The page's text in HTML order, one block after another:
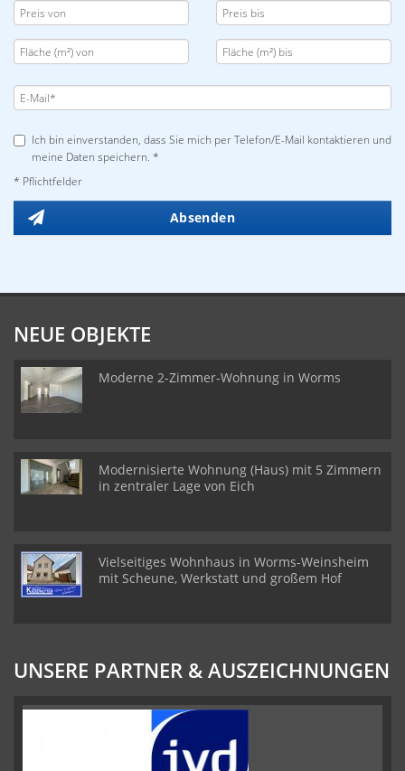
Ich bin einverstanden, dass Sie mich per Telefon/E-Mail kontaktieren und
meine Daten speichern. *
* Pflichtfelder
Absenden
NEUE OBJEKTE
Moderne 2-Zimmer-Wohnung in Worms
Modernisierte Wohnung (Haus) mit 5 Zimmern
in zentraler Lage von Eich
Vielseitiges Wohnhaus in Worms-Weinsheim
mit Scheune, Werkstatt und großem Hof
UNSERE PARTNER & AUSZEICHNUNGEN